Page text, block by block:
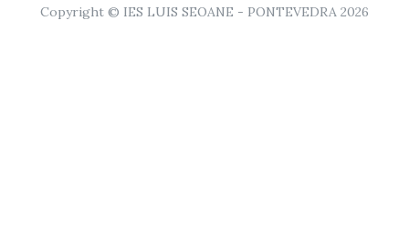
Copyright © IES LUIS SEOANE - PONTEVEDRA 2026